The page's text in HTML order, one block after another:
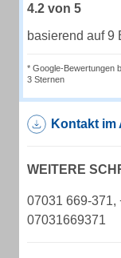
4.2 von 5
basierend auf 9
* Google-Bewertungen
3 Sternen
Kontakt
WEITERE
07031 669-371,
07031669371